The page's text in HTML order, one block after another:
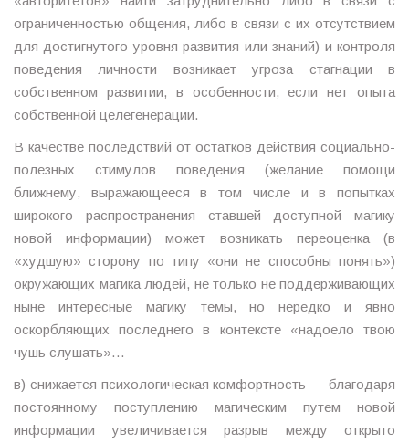
ограниченностью общения, либо в связи с их отсутствием
для достигнутого уровня развития или знаний) и контроля
поведения личности возникает угроза стагнации в
собственном развитии, в особенности, если нет опыта
собственной целегенерации.
В качестве последствий от остатков действия социально-
полезных стимулов поведения (желание помощи
ближнему, выражающееся в том числе и в попытках
широкого распространения ставшей доступной магику
новой информации) может возникать переоценка (в
«худшую» сторону по типу «они не способны понять»)
окружающих магика людей, не только не поддерживающих
ныне интересные магику темы, но нередко и явно
оскорбляющих последнего в контексте «надоело твою
чушь слушать»…
в) снижается психологическая комфортность — благодаря
постоянному поступлению магическим путем новой
информации увеличивается разрыв между открыто